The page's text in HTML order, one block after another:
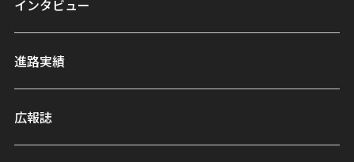
インタビュー
進路実績
広報誌